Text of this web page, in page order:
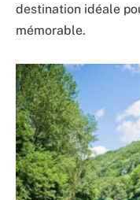
destination idéale
mémorable.